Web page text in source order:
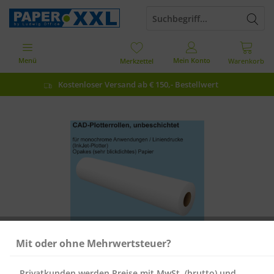
Kostenloser Versand ab € 150,- Bestellwert
Warenkorb
Merkzettel Mein Konto
Menü
Mit oder ohne Mehrwertsteuer?